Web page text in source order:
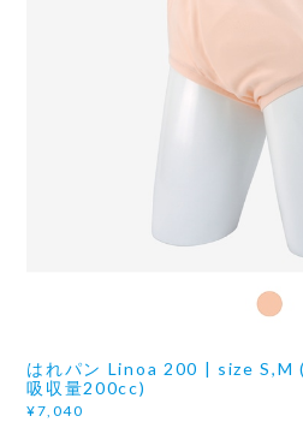
はれパン Linoa 200 | size S,M
吸収量200cc)
¥7,040